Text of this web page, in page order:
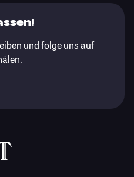
und folge uns auf